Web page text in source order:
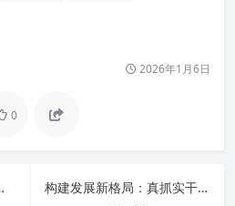
2026年1月6日
0
，激活组织效能
构建发展新格局：真抓实干勇担当 奋发有为促发展的核心要义与实践智慧
深刻诠释“担当作为”：责任与行